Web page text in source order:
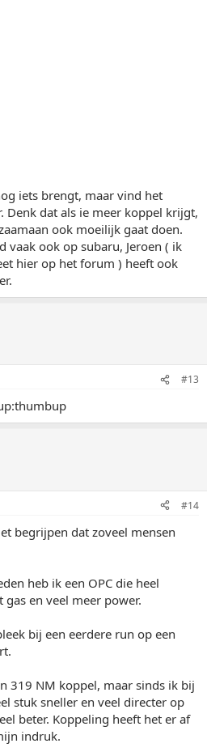
iets brengt, maar vind het
Denk dat als ie meer koppel krijgt,
ook moeilijk gaat doen.
vaak ook op subaru, Jeroen ( ik
hier op het forum ) heeft ook
#13
#14
begrijpen dat zoveel mensen
heb ik een OPC die heel
en veel meer power.
bij een eerdere run op een
319 NM koppel, maar sinds ik bij
stuk sneller en veel directer op
beter. Koppeling heeft het er af
indruk.